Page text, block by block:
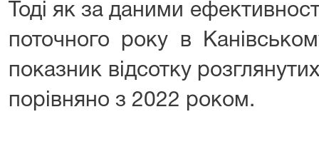
Тоді як за даними
поточного року в
показник відсотку
порівняно з 2022 роком.